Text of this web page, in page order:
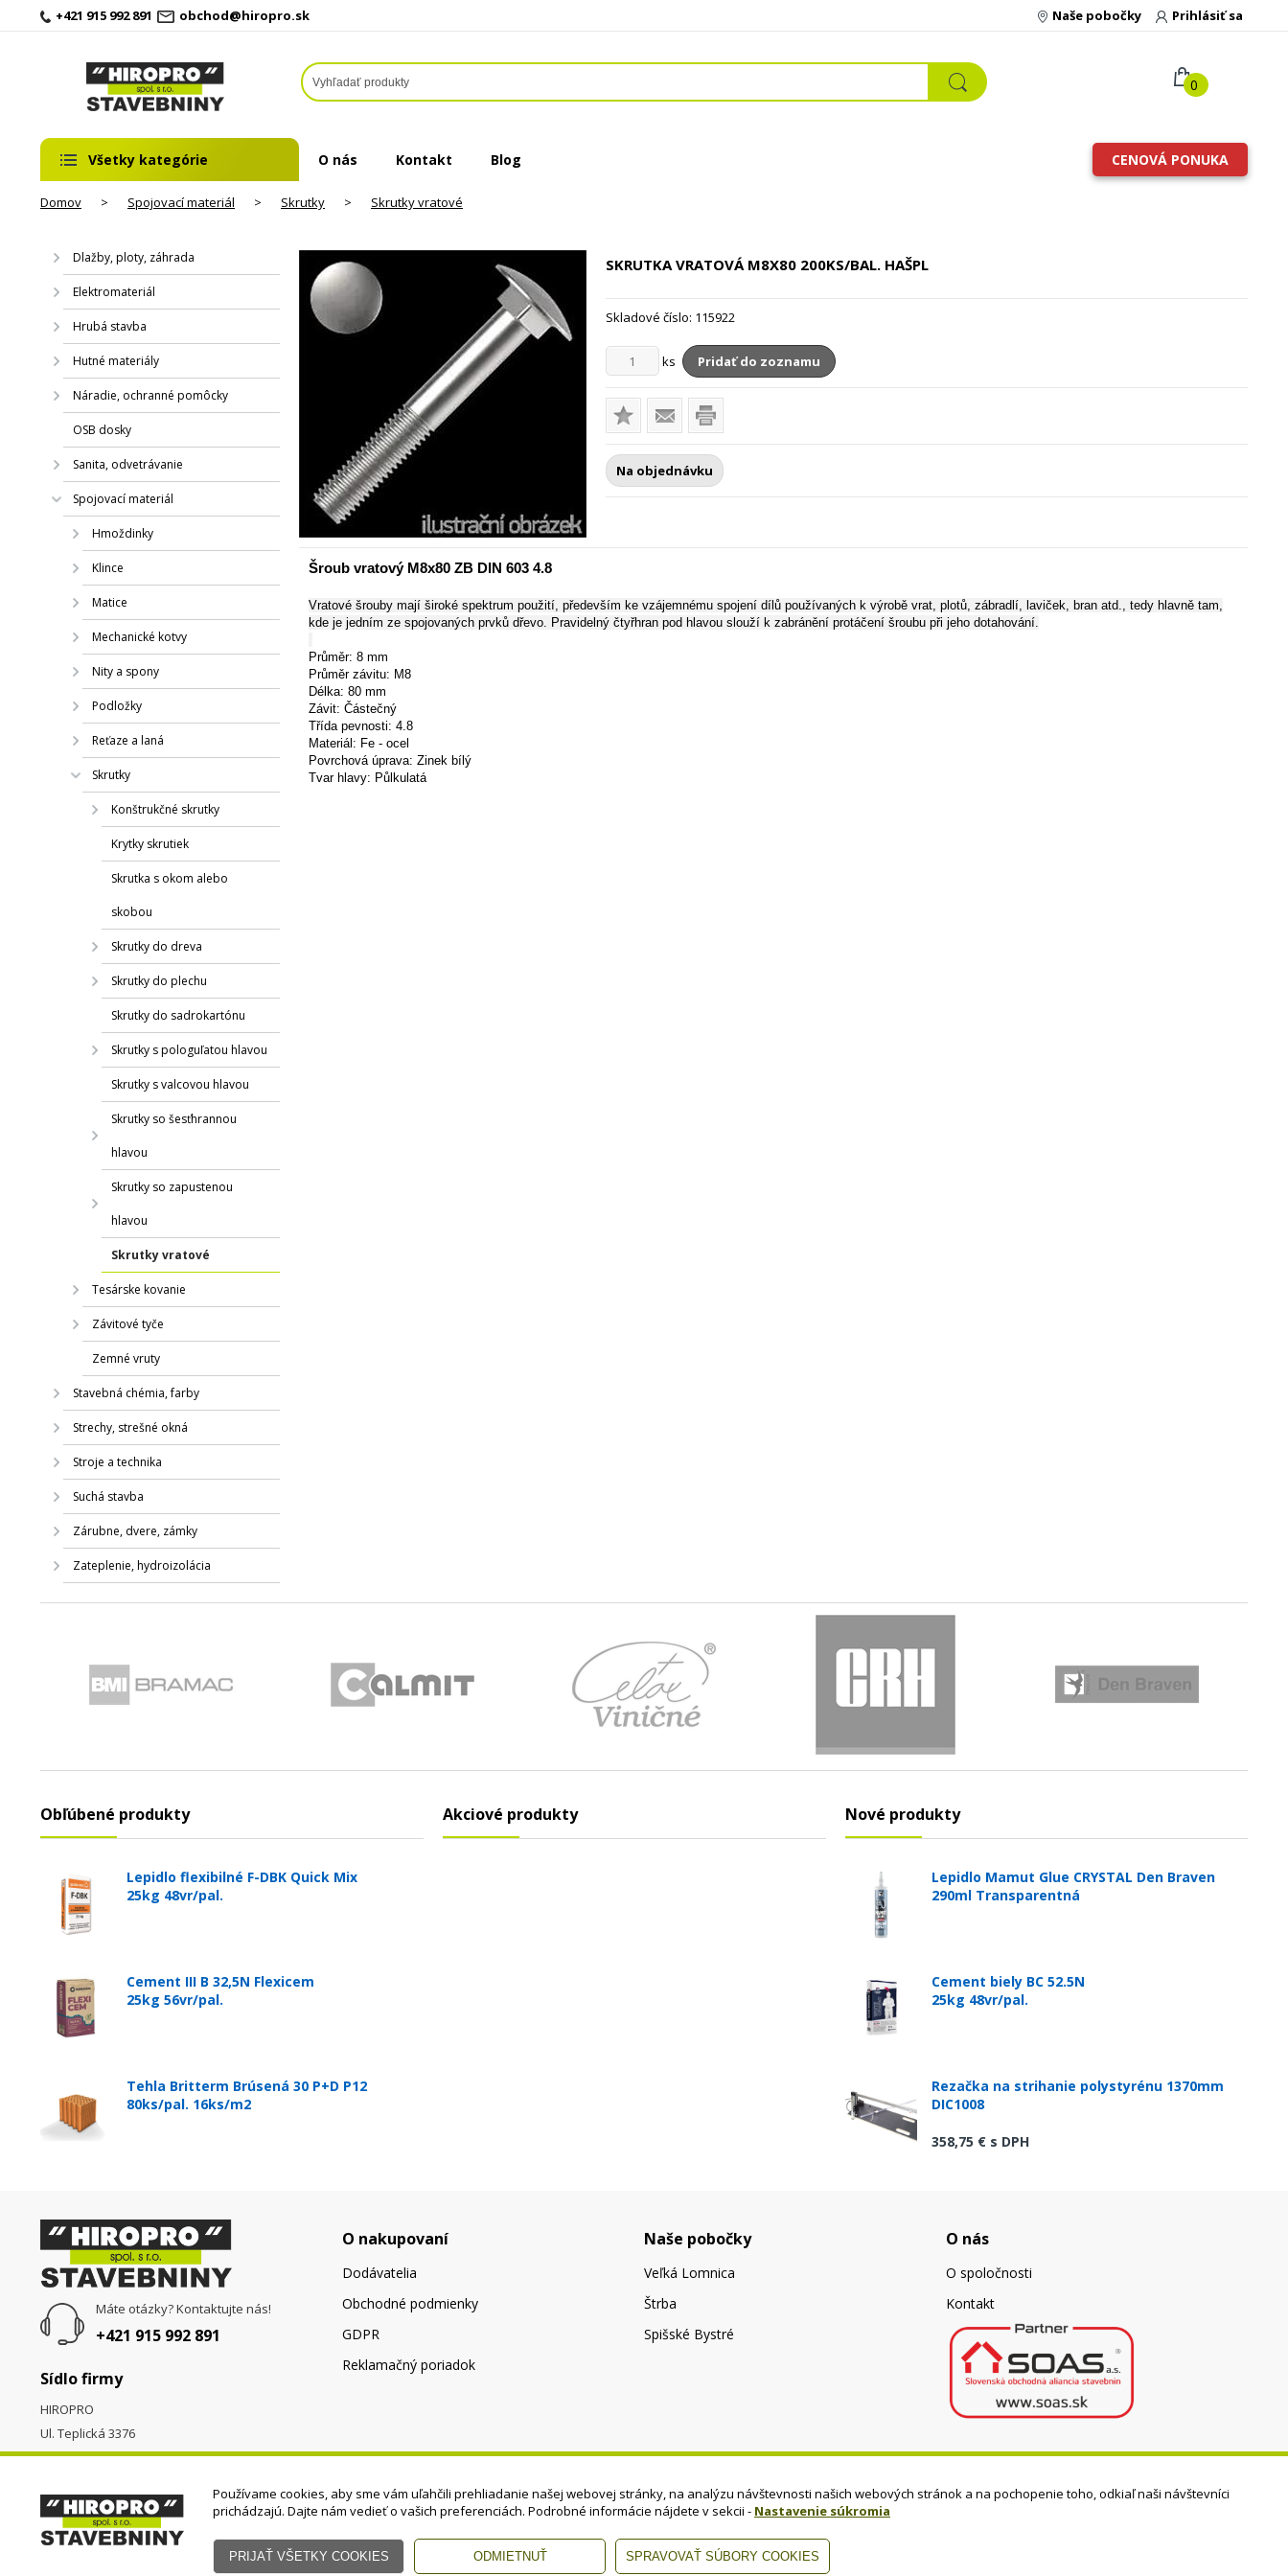
+421 915 992 891 obchod@hiropro.sk Prihlásiť sa
Naše pobočky
0
Všetky kategórie O nás Kontakt Blog CENOVÁ PONUKA
Domov > Spojovací materiál > Skrutky > Skrutky vratové
Dlažby, ploty, záhrada
Elektromateriál
Hrubá stavba
Hutné materiály
Náradie, ochranné pomôcky
OSB dosky
Sanita, odvetrávanie
Spojovací materiál
Hmoždinky
Klince
Matice
Mechanické kotvy
Nity a spony
Podložky
Reťaze a laná
Skrutky
Konštrukčné skrutky
Krytky skrutiek
Skrutka s okom alebo
skobou
Skrutky do dreva
Skrutky do plechu
Skrutky do sadrokartónu
Skrutky s pologuľatou hlavou
Skrutky s valcovou hlavou
Skrutky so šesťhrannou
hlavou
Skrutky so zapustenou
hlavou
Skrutky vratové
Tesárske kovanie
Závitové tyče
Zemné vruty
Stavebná chémia, farby
Strechy, strešné okná
Stroje a technika
Suchá stavba
Zárubne, dvere, zámky
Zateplenie, hydroizolácia
SKRUTKA VRATOVÁ M8X80 200KS/BAL. HAŠPL
Skladové číslo: 115922
ks Pridať do zoznamu
Na objednávku
Šroub vratový M8x80 ZB DIN 603 4.8
Vratové šrouby mají široké spektrum použití, především ke vzájemnému spojení dílů používaných k výrobě vrat, plotů, zábradlí, laviček, bran atd., tedy hlavně tam,
kde je jedním ze spojovaných prvků dřevo. Pravidelný čtyřhran pod hlavou slouží k zabránění protáčení šroubu při jeho dotahování.
Průměr: 8 mm
Průměr závitu: M8
Délka: 80 mm
Závit: Částečný
Třída pevnosti: 4.8
Materiál: Fe - ocel
Povrchová úprava: Zinek bílý
Tvar hlavy: Půlkulatá
Obľúbené produkty
Lepidlo flexibilné F-DBK Quick Mix
25kg 48vr/pal.
Cement III B 32,5N Flexicem
25kg 56vr/pal.
Tehla Britterm Brúsená 30 P+D P12
80ks/pal. 16ks/m2
Akciové produkty Nové produkty
Lepidlo Mamut Glue CRYSTAL Den Braven
290ml Transparentná
Cement biely BC 52.5N
25kg 48vr/pal.
Rezačka na strihanie polystyrénu 1370mm
DIC1008
358,75 € s DPH
Máte otázky? Kontaktujte nás!
+421 915 992 891
Sídlo firmy
HIROPRO
Ul. Teplická 3376
058 01Poprad
O nakupovaní
Dodávatelia
Obchodné podmienky
GDPR
Reklamačný poriadok
Naše pobočky
Veľká Lomnica
Štrba
Spišské Bystré
O nás
O spoločnosti
Kontakt
- 2023 Všetky práva vyhradené
Používame cookies, aby sme vám uľahčili prehliadanie našej webovej stránky, na analýzu návštevnosti našich webových stránok a na pochopenie toho, odkiaľ naši návštevníci
prichádzajú. Dajte nám vedieť o vašich preferenciách. Podrobné informácie nájdete v sekcii - Nastavenie súkromia